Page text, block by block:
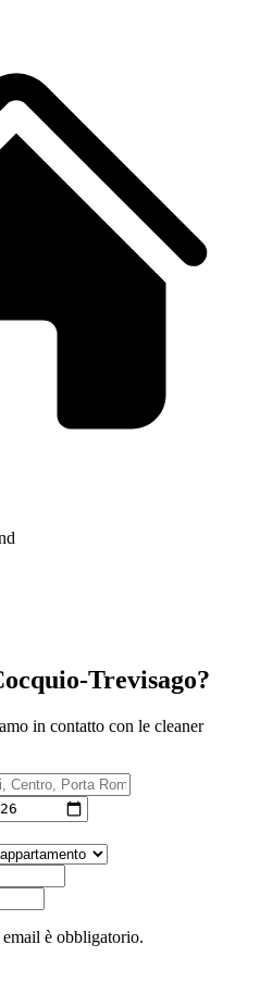
Trevisago?
in contatto con le cleaner
è obbligatorio.